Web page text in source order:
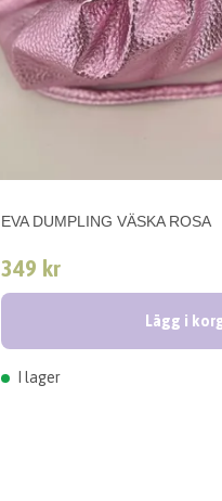
EVA DUMPLING VÄSKA ROSA
349 kr
Lägg i
I lager